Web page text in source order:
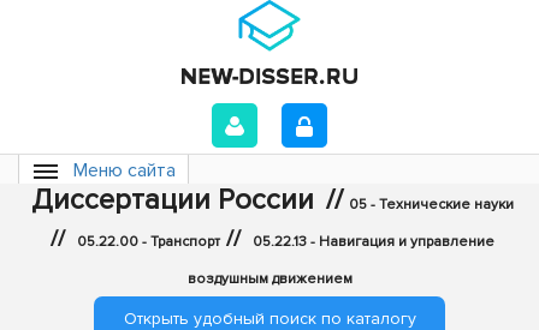
Меню сайта
Диссертации России // 05 - Технические науки
// 05.22.00 - Транспорт // 05.22.13 - Навигация и управление
воздушным движением
Открыть удобный поиск по каталогу